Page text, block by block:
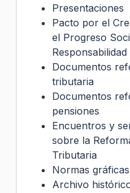
Presentaciones
Pacto por el
el Progreso
Responsabilidad
Documentos
tributaria
Documentos
pensiones
Encuentros y
sobre la
Tributaria
Normas gráficas
Archivo